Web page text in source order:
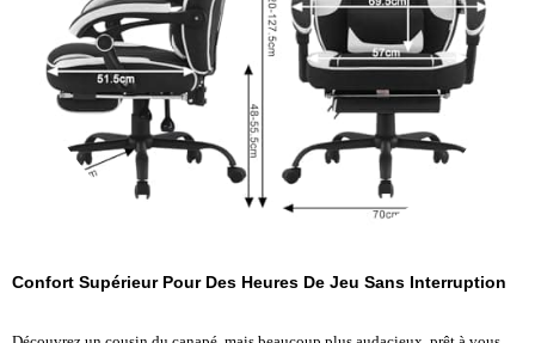
Confort Supérieur Pour Des Heures De Jeu Sans Interruption